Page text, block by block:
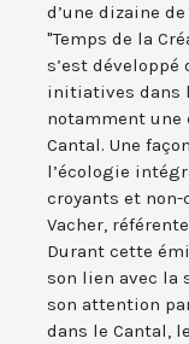
d’une dizaine
"Temps de la
s’est développé
initiatives dans
notamment une
Cantal. Une
l’écologie
croyants et non-
Vacher,
Durant cette
son lien avec la
son attention
dans le Cantal,